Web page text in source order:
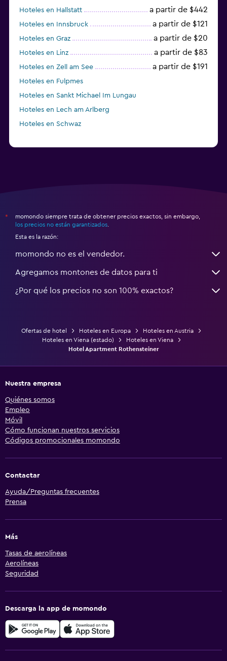
Hoteles en Hallstatt a partir de $442
Hoteles en Innsbruck a partir de $121
Hoteles en Graz a partir de $20
Hoteles en Linz a partir de $83
Hoteles en Zell am See a partir de $191
Hoteles en Fulpmes
Hoteles en Sankt Michael Im Lungau
Hoteles en Lech am Arlberg
Hoteles en Schwaz
*
momondo siempre trata de obtener precios exactos, sin embargo,
los precios no están garantizados
Esta es la razón:
momondo no es el vendedor.
Agregamos montones de datos para ti
¿Por qué los precios no son 100% exactos?
Ofertas de hotel Hoteles en Europa
Hoteles en Austria
Hoteles en Viena (estado)
Hoteles en Viena
Hotel Apartment Rothensteiner
Nuestra empresa
Quiénes somos
Empleo
Móvil
Cómo funcionan nuestros servicios
Códigos promocionales momondo
Contactar
Ayuda/Preguntas frecuentes
Prensa
Más
Tasas de aerolíneas
Aerolíneas
Seguridad
Descarga la app de momondo